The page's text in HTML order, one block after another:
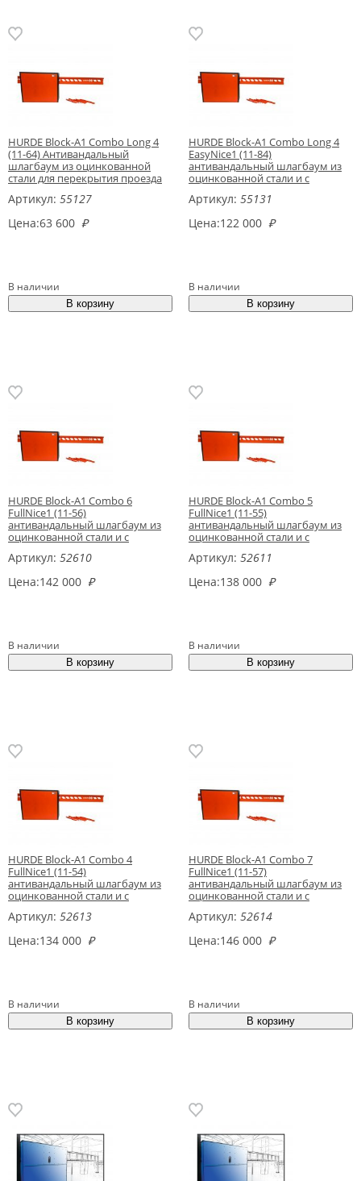
HURDE Block-A1 Combo Long 4
(11-64) Антивандальный
шлагбаум из оцинкованной
стали для перекрытия проезда
Артикул: 55127
Цена:63 600 ₽
В наличии
HURDE Block-A1 Combo Long 4
EasyNice1 (11-84)
антивандальный шлагбаум из
оцинкованной стали и с
электромеханическим
проезда до 3 метров
Артикул: 55131
Цена:122 000 ₽
В наличии
HURDE Block-A1 Combo 6
FullNice1 (11-56)
антивандальный шлагбаум из
оцинкованной стали и с
электромеханическим
проезда до 5 метров
Артикул: 52610
Цена:142 000 ₽
В наличии
HURDE Block-A1 Combo 5
FullNice1 (11-55)
антивандальный шлагбаум из
оцинкованной стали и с
электромеханическим
проезда до 4 метров
Артикул: 52611
Цена:138 000 ₽
В наличии
HURDE Block-A1 Combo 4
FullNice1 (11-54)
антивандальный шлагбаум из
оцинкованной стали и с
электромеханическим
проезда до 3 метров
Артикул: 52613
Цена:134 000 ₽
В наличии
HURDE Block-A1 Combo 7
FullNice1 (11-57)
антивандальный шлагбаум из
оцинкованной стали и с
электромеханическим
проезда до 6 метров
Артикул: 52614
Цена:146 000 ₽
В наличии